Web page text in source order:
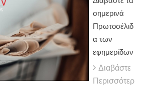
σημερινά
Πρωτοσέλιδ
α των
εφημερίδων
Διαβάστε
Περισσότερ